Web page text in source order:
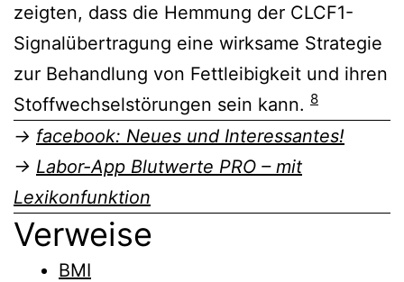
zeigten, dass die Hemmung der CLCF1-
Signalübertragung eine wirksame Strategie
zur Behandlung von Fettleibigkeit und ihren
Stoffwechselstörungen sein kann. 8
→ facebook: Neues und Interessantes!
→ Labor-App Blutwerte PRO – mit
Lexikonfunktion
Verweise
BMI